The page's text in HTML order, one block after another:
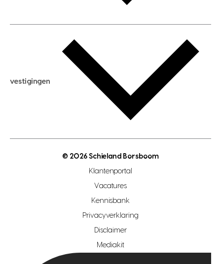
aankoopadvies
verkoopadvies
hypotheekadvies
hypotheek berekenen
maximale hypotheek berekenen
hypotheek bespaarcheck
gratis zoekprofiel aanmaken
open woningwaarde dag
vestigingen
makelaar regio zoetermeer
hypotheekshop regio den haag
hypotheekshop regio rotterdam
© 2026 Schieland Borsboom
Klantenportal
Vacatures
Kennisbank
Privacyverklaring
Disclaimer
Mediakit